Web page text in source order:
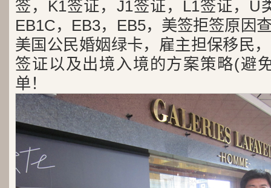
签，K1签证，J1签证，L1签证，U
EB1C，EB3，EB5，美签拒签原因
美国公民婚姻绿卡，雇主担保移民
签证以及出境入境的方案策略(避
单！